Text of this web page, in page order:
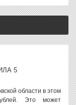
5
области в этом
Это может